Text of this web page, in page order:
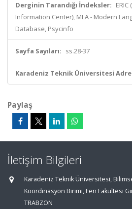
Derginin Tarandığı İndeksler:
Information Center), MLA - Modern
Database, Psycinfo
Sayfa Sayıları: ss.28-37
Karadeniz Teknik Üniversitesi
Paylaş
İletişim Bilgileri
Karadeniz Teknik Üniversitesi,
Koordinasyon Birimi, Fen Fakültesi
TRABZON